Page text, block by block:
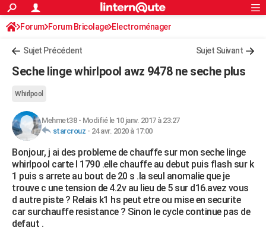
ACTUALITÉS
Politique
Société
Faits Divers
Education
Monde
Villes
+
AUTO
Essais
Réserver un essai
Citadines
Berlines
SUV
Forum auto
+HIGH-TECH
Mobiles
Meilleur smartphone
Internet
Ordinateurs
Jeux vidéo
Guide high-tech
+BRICOLAGE
Forum
Aménagement intérieur
Extérieur
Cuisine
Salle de bains
Jardinage
Rangement
WEEK-END
Guides de France
Escapades
Patrimoine
Expositions
Musées
Week-end nature
+LIFESTYLE
Art de vivre
Bien-être
Loisirs
Mode
Modes de vie
S'inscrire
Connexion
Forum Forum Bricolage Electroménager
Sujet Précédent Sujet Suivant
Seche linge whirlpool awz 9478 ne seche plus
Whirlpool
Mehmet38- Modifié le 10 janv. 2017 à 23:27
starcrouz - 24 avr. 2020 à 17:00
Bonjour, j ai des probleme de chauffe sur mon seche linge
whirlpool carte l 1790 .elle chauffe au debut puis flash sur k
1 puis s arrete au bout de 20 s .la seul anomalie que je
trouve c une tension de 4.2v au lieu de 5 sur d16.avez vous
d autre piste ? Relais k1 hs peut etre ou mise en securite
car surchauffe resistance ? Sinon le cycle continue pas de
defaut .